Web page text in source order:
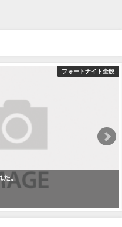
フォートナイト全般
た。